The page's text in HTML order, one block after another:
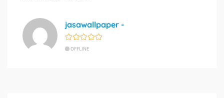
jasawallpaper -
OFFLINE